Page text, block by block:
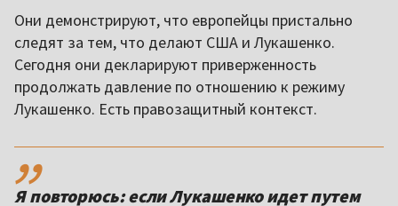
Они демонстрируют, что европейцы пристально
следят за тем, что делают США и Лукашенко.
Сегодня они декларируют приверженность
продолжать давление по отношению к режиму
Лукашенко. Есть правозащитный контекст.
,,
Я повторюсь: если Лукашенко идет путем